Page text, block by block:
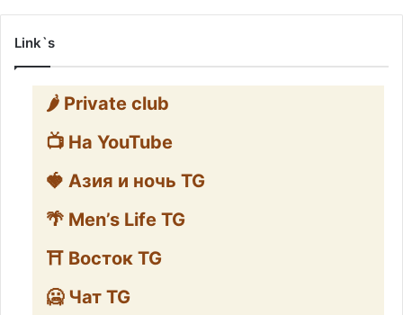
Link`s
🌶️ Private club
📺 На YouTube
🍓 Азия и ночь TG
🌴 Men’s Life TG
⛩️ Восток TG
🥶 Чат TG